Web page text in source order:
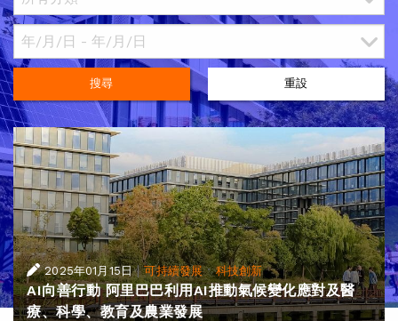
搜尋 重設
2025年01月15日 |可持續發展·科技創新
AI向善行動 阿里巴巴利用AI推動氣候變化應對及醫
療、科學、教育及農業發展